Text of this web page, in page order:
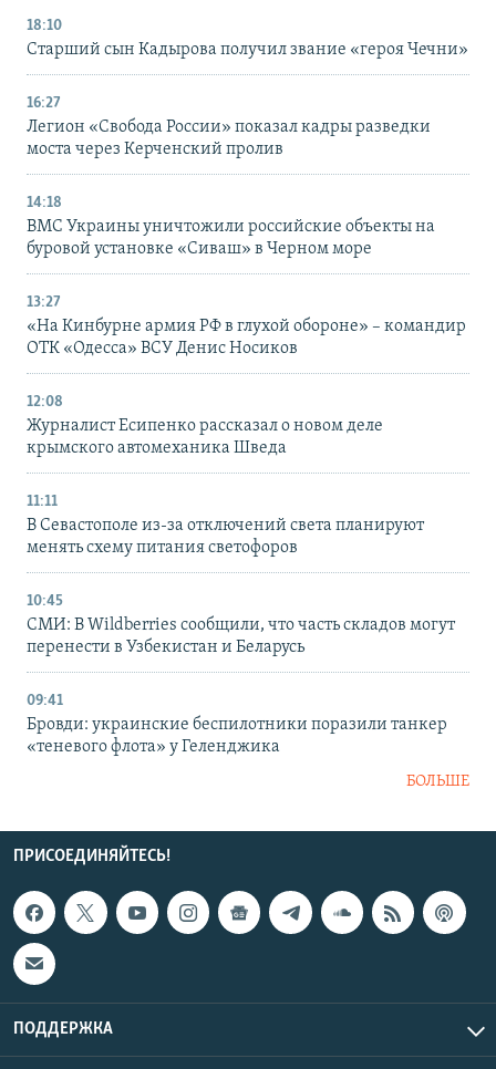
18:10
Старший сын Кадырова получил звание «героя Чечни»
16:27
Легион «Свобода России» показал кадры разведки
моста через Керченский пролив
14:18
ВМС Украины уничтожили российские объекты на
буровой установке «Сиваш» в Черном море
13:27
«На Кинбурне армия РФ в глухой обороне» – командир
ОТК «Одесса» ВСУ Денис Носиков
12:08
Журналист Есипенко рассказал о новом деле
крымского автомеханика Шведа
11:11
В Севастополе из-за отключений света планируют
менять схему питания светофоров
10:45
СМИ: В Wildberries сообщили, что часть складов могут
перенести в Узбекистан и Беларусь
09:41
Бровди: украинские беспилотники поразили танкер
«теневого флота» у Геленджика
БОЛЬШЕ
ПРИСОЕДИНЯЙТЕСЬ!
ПОДДЕРЖКА